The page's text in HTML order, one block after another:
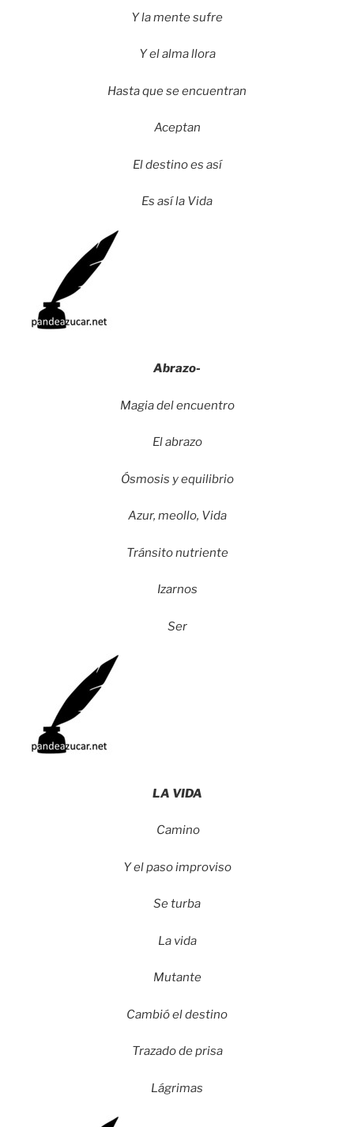
Y la mente sufre
Y el alma llora
Hasta que se encuentran
Aceptan
El destino es así
Es así la Vida
Abrazo-
Magia del encuentro
El abrazo
Ósmosis y equilibrio
Azur, meollo, Vida
Tránsito nutriente
Izarnos
Ser
LA VIDA
Camino
Y el paso improviso
Se turba
La vida
Mutante
Cambió el destino
Trazado de prisa
Lágrimas